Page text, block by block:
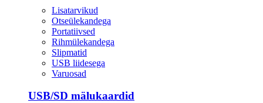
Lisatarvikud
Otseülekandega
Portatiivsed
Rihmülekandega
Slipmatid
USB liidesega
Varuosad
USB/SD mälukaardid